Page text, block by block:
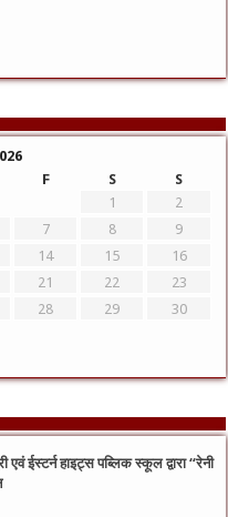
F S
S
1
2
7 8
9
14 15
16
21 22
23
28 29
30
ईस्टर्न हाइट्स पब्लिक स्कूल द्वारा “रेनी